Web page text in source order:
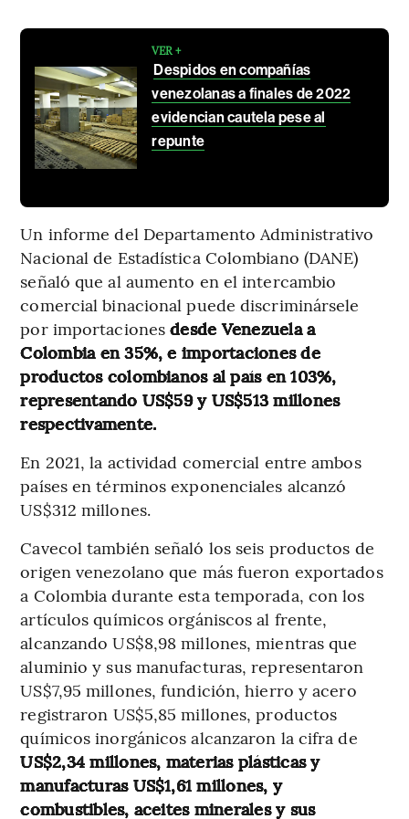
VER +
Despidos en compañías
venezolanas a finales de 2022
evidencian cautela pese al
repunte
Un informe del Departamento Administrativo
Nacional de Estadística Colombiano (DANE)
señaló que al aumento en el intercambio
comercial binacional puede discriminársele
por importacionesdesde Venezuela a
Colombia en 35%, e importaciones de
productos colombianos al país en 103%,
representando US$59 y US$513 millones
respectivamente.
En 2021, la actividad comercial entre ambos
países en términos exponenciales alcanzó
US$312 millones.
Cavecol también señaló los seis productos de
origen venezolano que más fueron exportados
a Colombia durante esta temporada, con los
artículos químicos orgániscos al frente,
alcanzando US$8,98 millones, mientras que
aluminio y sus manufacturas, representaron
US$7,95 millones, fundición, hierro y acero
registraron US$5,85 millones, productos
químicos inorgánicos alcanzaron la cifra de
US$2,34 millones, materias plásticas y
manufacturas US$1,61 millones, y
combustibles, aceites minerales y sus